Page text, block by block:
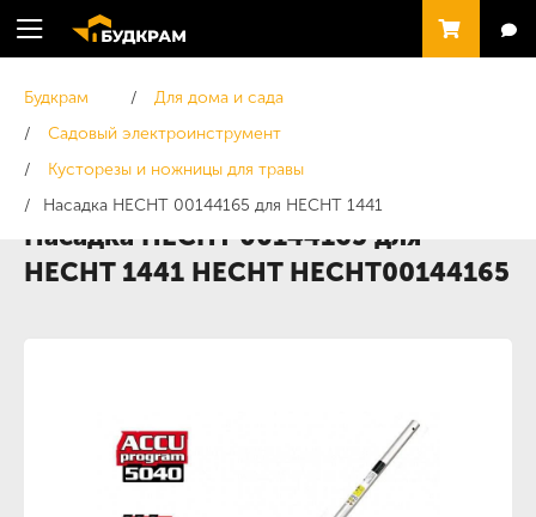
Будкрам
Для дома и сада
Садовый электроинструмент
Кусторезы и ножницы для травы
Насадка HECHT 00144165 для HECHT 1441
Насадка HECHT 00144165 для
HECHT 1441 HECHT HECHT00144165